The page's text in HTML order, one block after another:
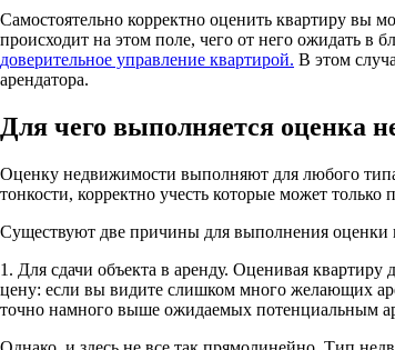
Самостоятельно корректно оценить квартиру вы
происходит на этом поле, чего от него ожидать
доверительное управление квартирой. В этом
арендатора.
Для чего выполняется оценка
Оценку недвижимости выполняют для любого
тонкости, корректно учесть которые может только
Существуют две причины для выполнения оценки
1. Для сдачи объекта в аренду. Оценивая
цену: если вы видите слишком много желающих
точно намного выше ожидаемых потенциальным